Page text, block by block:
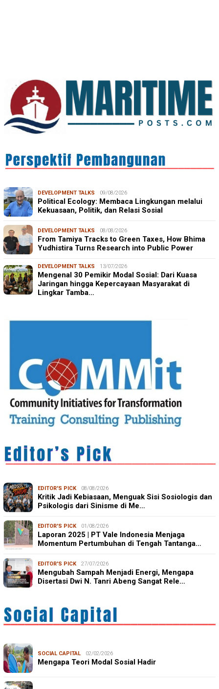
DEVELOPMENT TALKS 09/08/2026
Political Ecology: Membaca Lingkungan melalui
Kekuasaan, Politik, dan Relasi Sosial
DEVELOPMENT TALKS 08/08/2026
From Tamiya Tracks to Green Taxes, How Bhima
Yudhistira Turns Research into Public Power
DEVELOPMENT TALKS 13/07/2026
Mengenal 30 Pemikir Modal Sosial: Dari Kuasa
Jaringan hingga Kepercayaan Masyarakat di
Lingkar Tamba…
EDITOR'S PICK 08/08/2026
Kritik Jadi Kebiasaan, Menguak Sisi Sosiologis dan
Psikologis dari Sinisme di Me…
EDITOR'S PICK 01/08/2026
Laporan 2025 | PT Vale Indonesia Menjaga
Momentum Pertumbuhan di Tengah Tantanga…
EDITOR'S PICK 27/07/2026
Mengubah Sampah Menjadi Energi, Mengapa
Disertasi Dwi N. Tanri Abeng Sangat Rele…
SOCIAL CAPITAL 02/02/2026
Mengapa Teori Modal Sosial Hadir